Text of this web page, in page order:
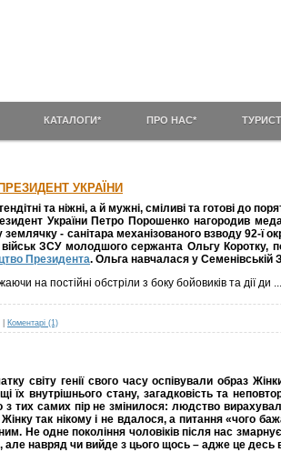
КАТАЛОГИ* ПРО НАС*
УКРАЇНИ
та ніжні, а й мужні, сміливі та готові до
України Петро Порошенко нагородив
- санітара механізованого взводу 92-ї
ЗСУ молодшого сержанта Ольгу Коротку,
Президента. Ольга навчалася у Семенівській
на постійні обстріли з боку бойовиків та дії ди ...
Коментарі (1)
світу генії свого часу оспівували образ
їх внутрішнього стану, загадковість та
з тих самих пір не змінилося: людство
так нікому і не вдалося, а питання «чого
Не одне покоління чоловіків після нас
але навряд чи вийде з цього щось – адже це десь